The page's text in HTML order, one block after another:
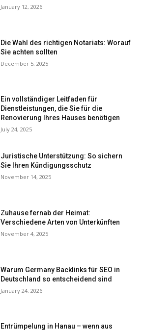
January 12, 2026
Die Wahl des richtigen Notariats: Worauf
Sie achten sollten
December 5, 2025
Ein vollständiger Leitfaden für
Dienstleistungen, die Sie für die
Renovierung Ihres Hauses benötigen
July 24, 2025
Juristische Unterstützung: So sichern
Sie Ihren Kündigungsschutz
November 14, 2025
Zuhause fernab der Heimat:
Verschiedene Arten von Unterkünften
November 4, 2025
Warum Germany Backlinks für SEO in
Deutschland so entscheidend sind
January 24, 2026
Entrümpelung in Hanau – wenn aus